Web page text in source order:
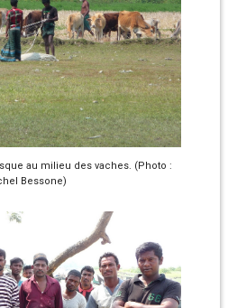
au milieu des vaches. (Photo :
Bessone)